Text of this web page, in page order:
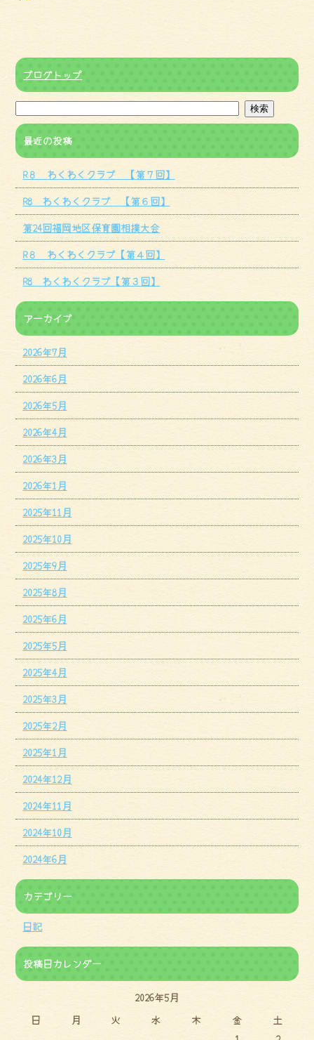
ブログトップ
最近の投稿
R８ わくわくクラブ 【第７回】
R8 わくわくクラブ 【第６回】
第24回福岡地区保育園相撲大会
R８ わくわくクラブ【第４回】
R8 わくわくクラブ【第３回】
アーカイブ
2026年7月
2026年6月
2026年5月
2026年4月
2026年3月
2026年1月
2025年11月
2025年10月
2025年9月
2025年8月
2025年6月
2025年5月
2025年4月
2025年3月
2025年2月
2025年1月
2024年12月
2024年11月
2024年10月
2024年6月
カテゴリー
日記
投稿日カレンダー
2026年5月
日
月 火 水 木 金
土